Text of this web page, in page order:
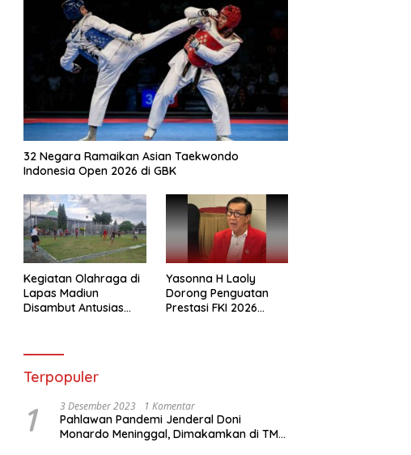
32 Negara Ramaikan Asian Taekwondo
Indonesia Open 2026 di GBK
Kegiatan Olahraga di
Lapas Madiun
Disambut Antusias
Yasonna H Laoly
Dorong Penguatan
Prestasi FKI 2026
Terpopuler
1 3 Desember 2023 1 Komentar
Pahlawan Pandemi Jenderal Doni
Monardo Meninggal, Dimakamkan di TMP